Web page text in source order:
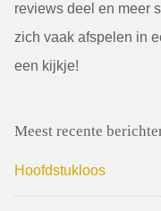
reviews deel en meer
zich vaak afspelen in
een kijkje!
Meest recente
Hoofdstukloos